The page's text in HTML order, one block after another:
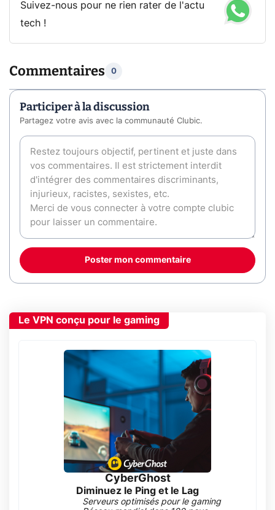
Suivez-nous pour ne rien rater de l'actu
tech !
Commentaires 0
Participer à la discussion
Partagez votre avis avec la communauté Clubic.
Poster mon commentaire
Le VPN conçu pour le gaming
CyberGhost
Diminuez le Ping et le Lag
Serveurs optimisés pour le gaming